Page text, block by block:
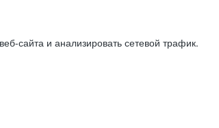
сайта и анализировать сетевой трафик.